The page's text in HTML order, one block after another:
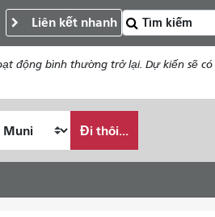
Liên kết nhanh
động bình thường trở lại. Dự kiến ​​sẽ
Đi thôi...